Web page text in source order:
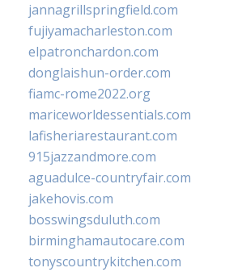
jannagrillspringfield.com
fujiyamacharleston.com
elpatronchardon.com
donglaishun-order.com
fiamc-rome2022.org
mariceworldessentials.com
lafisheriarestaurant.com
915jazzandmore.com
aguadulce-countryfair.com
jakehovis.com
bosswingsduluth.com
birminghamautocare.com
tonyscountrykitchen.com